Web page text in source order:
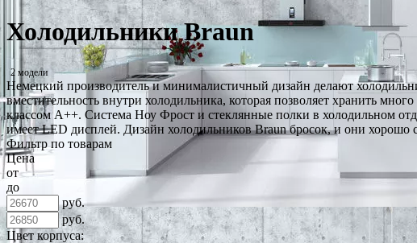
Холодильники Braun
2 модели
Немецкий производитель и минималистичный дизайн делают
вместительность внутри холодильника, которая позволяет хранить
классом A++. Система Ноу Фрост и стеклянные полки в холодильном
имеет LED дисплей. Дизайн холодильников Braun бросок, и они хорошо
Фильтр по товарам
Цена
от
до
руб.
руб.
Цвет корпуса: